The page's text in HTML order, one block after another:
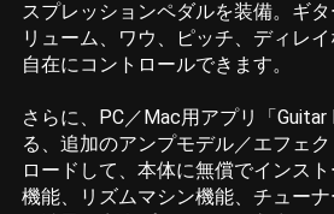
スプレッションペダルを装備。ギ
リューム、ワウ、ピッチ、ディレ
自在にコントロールできます。
さらに、PC／Mac用アプリ「
る、追加のアンプモデル／エフェ
ロードして、本体に無償でインス
機能、リズムマシン機能、チュー